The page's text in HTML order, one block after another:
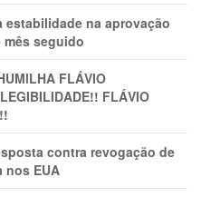
estabilidade na aprovação
seguido
FLÁVIO
FLÁVIO
contra revogação de
nos EUA